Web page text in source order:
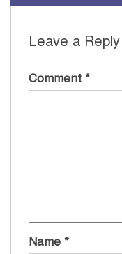
Leave a Reply
Comment *
Name *